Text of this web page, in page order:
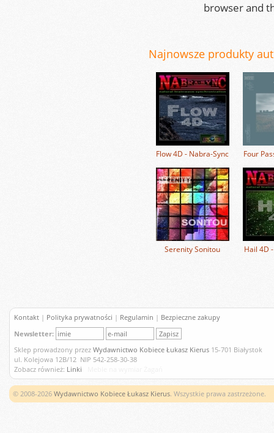
browser and
Najnowsze produkty
Flow 4D - Nabra-Sync Four
Serenity Sonitou Hail 4D
Kontakt | Polityka prywatności | Regulamin | Bezpieczne zakupy
Newsletter:
Sklep prowadzony przez Wydawnictwo Kobiece Łukasz Kierus 15-701 Białystok
ul. Kolejowa 12B/12 NIP 542-258-30-38
Zobacz również: Linki
© 2008-2026 Wydawnictwo Kobiece Łukasz Kierus. Wszystkie prawa zastrzeżone.